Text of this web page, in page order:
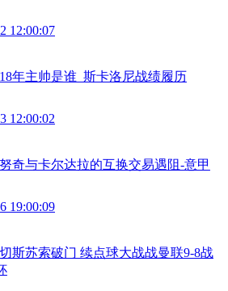
12:00:07
年主帅是谁_斯卡洛尼战绩履历
12:00:02
奇与卡尔达拉的互换交易遇阻-意甲
19:00:09
斯苏索破门 续点球大战战曼联9-8战